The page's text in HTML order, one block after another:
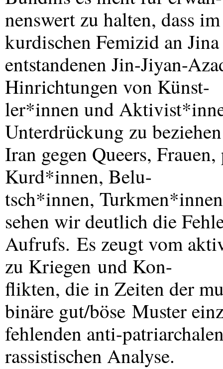
nenswert zu halten, dass
kurdischen Femizid an
entstandenen Jin-Jiyan-
Hinrichtungen von Künst-
ler*innen und
Unterdrückung zu
Iran gegen Queers,
Kurd*innen, Belu-
tsch*innen,
sehen wir deutlich die
Aufrufs. Es zeugt vom
zu Kriegen und Kon-
flikten, die in Zeiten der
binäre gut/böse Muster
fehlenden anti-
rassistischen Analyse.